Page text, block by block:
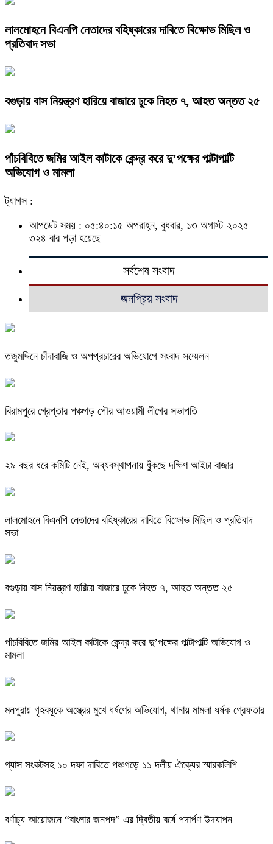
লালমোহনে বিএনপি নেতাদের বহিষ্কারের দাবিতে বিক্ষোভ মিছিল ও
প্রতিবাদ সভা
বগুড়ায় বাস নিয়ন্ত্রণ হারিয়ে বাজারে ঢুকে নিহত ৭, আহত অন্তত ২৫
পাঁচবিবিতে জমির আইল কাটাকে কেন্দ্র করে দু’পক্ষের পাল্টাপাল্টি
অভিযোগ ও মামলা
ট্যাগস :
আপডেট সময় : ০৫:৪০:১৫ অপরাহ্ন, বুধবার, ১৩ অগাস্ট ২০২৫
৩২৪ বার পড়া হয়েছে
সর্বশেষ সংবাদ
জনপ্রিয় সংবাদ
তজুমদ্দিনে চাঁদাবাজি ও অপপ্রচারের অভিযোগে সংবাদ সম্মেলন
বিরামপুরে গ্রেপ্তার পঞ্চগড় পৌর আওয়ামী লীগের সভাপতি
২৯ বছর ধরে কমিটি নেই, অব্যবস্থাপনায় ধুঁকছে দক্ষিণ আইচা বাজার
লালমোহনে বিএনপি নেতাদের বহিষ্কারের দাবিতে বিক্ষোভ মিছিল ও প্রতিবাদ
সভা
বগুড়ায় বাস নিয়ন্ত্রণ হারিয়ে বাজারে ঢুকে নিহত ৭, আহত অন্তত ২৫
পাঁচবিবিতে জমির আইল কাটাকে কেন্দ্র করে দু’পক্ষের পাল্টাপাল্টি অভিযোগ ও
মামলা
মনপুরায় গৃহবধূকে অস্ত্রের মুখে ধর্ষণের অভিযোগ, থানায় মামলা ধর্ষক গ্রেফতার
গ্যাস সংকটসহ ১০ দফা দাবিতে পঞ্চগড়ে ১১ দলীয় ঐক্যের স্মারকলিপি
বর্ণাঢ্য আয়োজনে “বাংলার জনপদ” এর দ্বিতীয় বর্ষে পদার্পণ উদযাপন